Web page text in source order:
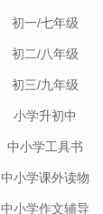
初一/七年级
初二/八年级
初三/九年级
小学升初中
中小学工具书
中小学课外读物
中小学作文辅导